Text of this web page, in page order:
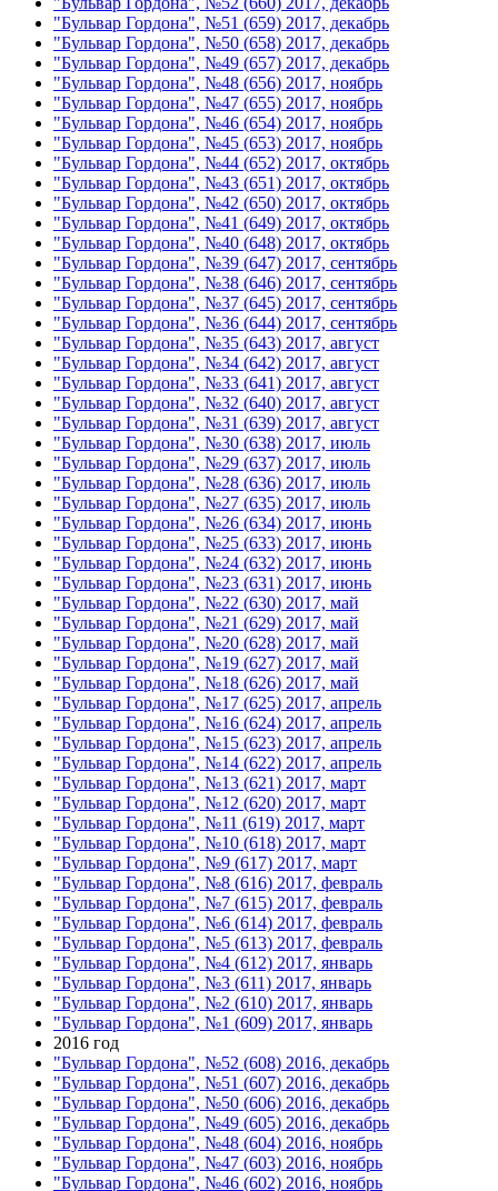
"Бульвар Гордона", №51 (659) 2017, декабрь
"Бульвар Гордона", №50 (658) 2017, декабрь
"Бульвар Гордона", №49 (657) 2017, декабрь
"Бульвар Гордона", №48 (656) 2017, ноябрь
"Бульвар Гордона", №47 (655) 2017, ноябрь
"Бульвар Гордона", №46 (654) 2017, ноябрь
"Бульвар Гордона", №45 (653) 2017, ноябрь
"Бульвар Гордона", №44 (652) 2017, октябрь
"Бульвар Гордона", №43 (651) 2017, октябрь
"Бульвар Гордона", №42 (650) 2017, октябрь
"Бульвар Гордона", №41 (649) 2017, октябрь
"Бульвар Гордона", №40 (648) 2017, октябрь
"Бульвар Гордона", №39 (647) 2017, сентябрь
"Бульвар Гордона", №38 (646) 2017, сентябрь
"Бульвар Гордона", №37 (645) 2017, сентябрь
"Бульвар Гордона", №36 (644) 2017, сентябрь
"Бульвар Гордона", №35 (643) 2017, август
"Бульвар Гордона", №34 (642) 2017, август
"Бульвар Гордона", №33 (641) 2017, август
"Бульвар Гордона", №32 (640) 2017, август
"Бульвар Гордона", №31 (639) 2017, август
"Бульвар Гордона", №30 (638) 2017, июль
"Бульвар Гордона", №29 (637) 2017, июль
"Бульвар Гордона", №28 (636) 2017, июль
"Бульвар Гордона", №27 (635) 2017, июль
"Бульвар Гордона", №26 (634) 2017, июнь
"Бульвар Гордона", №25 (633) 2017, июнь
"Бульвар Гордона", №24 (632) 2017, июнь
"Бульвар Гордона", №23 (631) 2017, июнь
"Бульвар Гордона", №22 (630) 2017, май
"Бульвар Гордона", №21 (629) 2017, май
"Бульвар Гордона", №20 (628) 2017, май
"Бульвар Гордона", №19 (627) 2017, май
"Бульвар Гордона", №18 (626) 2017, май
"Бульвар Гордона", №17 (625) 2017, апрель
"Бульвар Гордона", №16 (624) 2017, апрель
"Бульвар Гордона", №15 (623) 2017, апрель
"Бульвар Гордона", №14 (622) 2017, апрель
"Бульвар Гордона", №13 (621) 2017, март
"Бульвар Гордона", №12 (620) 2017, март
"Бульвар Гордона", №11 (619) 2017, март
"Бульвар Гордона", №10 (618) 2017, март
"Бульвар Гордона", №9 (617) 2017, март
"Бульвар Гордона", №8 (616) 2017, февраль
"Бульвар Гордона", №7 (615) 2017, февраль
"Бульвар Гордона", №6 (614) 2017, февраль
"Бульвар Гордона", №5 (613) 2017, февраль
"Бульвар Гордона", №4 (612) 2017, январь
"Бульвар Гордона", №3 (611) 2017, январь
"Бульвар Гордона", №2 (610) 2017, январь
"Бульвар Гордона", №1 (609) 2017, январь
2016 год
"Бульвар Гордона", №52 (608) 2016, декабрь
"Бульвар Гордона", №51 (607) 2016, декабрь
"Бульвар Гордона", №50 (606) 2016, декабрь
"Бульвар Гордона", №49 (605) 2016, декабрь
"Бульвар Гордона", №48 (604) 2016, ноябрь
"Бульвар Гордона", №47 (603) 2016, ноябрь
"Бульвар Гордона", №46 (602) 2016, ноябрь